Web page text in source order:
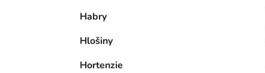
Habry
Hlošiny
Hortenzie